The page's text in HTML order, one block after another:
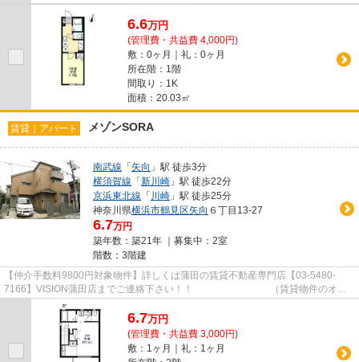
6.6万円
(管理費・共益費 4,000円)
敷：0ヶ月｜礼：0ヶ月
所在階：1階
間取り：1K
面積：20.03㎡
賃貸｜アパート メゾンSORA
南武線 「矢向 」駅 徒歩3分
横須賀線 「新川崎 」駅 徒歩22分
京浜東北線 「 川崎 」駅 徒歩25分
神奈川県横浜市鶴見区矢向 ６丁目13-27
6.7万円
築年数：築21年 ｜募集中： 2室
階数：3階建
【仲介手数料9800円対象物件】詳しくは蒲田の賃貸不動産専門店【03-5480-
7166】VISION蒲田店までご連絡下さい！！ （賃貸物件のオス
スメポイント）脱衣所 洗面所にドア...
6.7万円
(管理費・共益費 3,000円)
敷：1ヶ月｜礼：1ヶ月